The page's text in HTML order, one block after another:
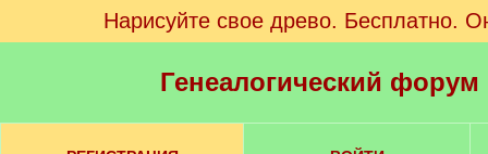
Нарисуйте свое древо. Бесплатно.
Генеалогический